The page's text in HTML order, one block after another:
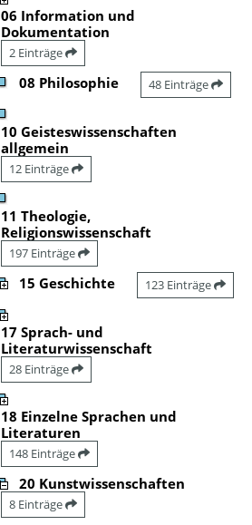
06 Information und
Dokumentation
2 Einträge
08 Philosophie 48 Einträge
10 Geisteswissenschaften
allgemein
12 Einträge
11 Theologie,
Religionswissenschaft
197 Einträge
15 Geschichte 123 Einträge
17 Sprach- und
Literaturwissenschaft
28 Einträge
18 Einzelne Sprachen und
Literaturen
148 Einträge
20 Kunstwissenschaften
8 Einträge